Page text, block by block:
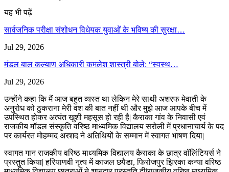
यह भी पढ़ें
सार्वजनिक परीक्षा संशोधन विधेयक युवाओं के भविष्य की सुरक्षा…
Jul 29, 2026
मंडल बाल कल्याण अधिकारी कमलेश शास्त्री बोले: “स्वस्थ…
Jul 29, 2026
उन्होंने कहा कि मैं आज बहुत व्यस्त था लेकिन मेरे साथी अशरफ मेवाती के
अनुरोध को ठुकराना मेरी वश की बात नहीं थी और मुझे आज आपके बीच में
उपस्थित होकर अत्यंत खुशी महसूस हो रही है| कैराका गांव के निवासी एवं
राजकीय मॉडल संस्कृति वरिष्ठ माध्यमिक विद्यालय सरोली में प्रधानाचार्य के पद
पर कार्यरत मोहम्मद अरशद ने अतिथियों के सम्मान में स्वागत भाषण दिया|
स्वागत गान राजकीय वरिष्ठ माध्यमिक विद्यालय कैराका के छात्र वॉलिंटियर्स ने
प्रस्तुत किया| हरियाणवी नृत्य में काजल छपैडा, फिरोजपुर झिरका कन्या वरिष्ठ